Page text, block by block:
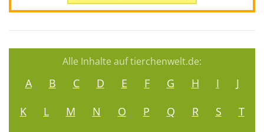
Alle Inhalte auf tierchenwelt.de:
A B C D E F G H I
J
K
L M N O P Q R S
T